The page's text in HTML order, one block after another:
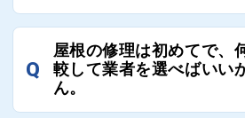
お客様のご要望をお聞きし、条
最大3社まで選定し、ご紹介いた
そのため、お客様に比較する業
Q
屋根の修理は初めてで、
較して業者を選べばいい
ん。